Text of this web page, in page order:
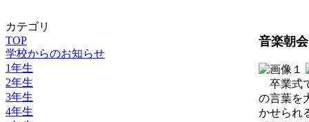
カテゴリ
TOP
学校からのお知らせ
1年生
2年生
3年生
4年生
音楽朝会
卒業式
の言葉を
かせられ